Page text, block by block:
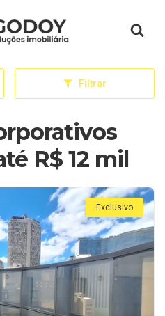
Filtrar
R$ 12 mil
Exclusivo